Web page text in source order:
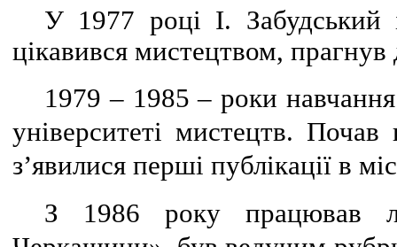
У 1977 році І. Забудський
цікавився мистецтвом,
1979 – 1985 – роки
університеті мистецтв.
з’явилися перші публікації в
З 1986 року працював